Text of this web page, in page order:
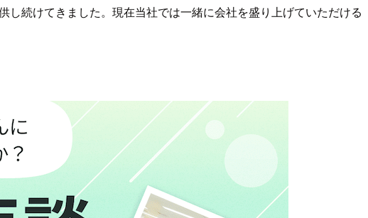
続けてきました。現在当社では一緒に会社を盛り上げていただける